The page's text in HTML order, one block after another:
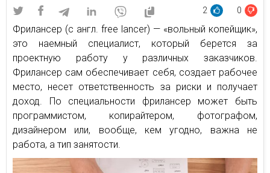
2 0
Фрилансер (с англ. free lancer) — «вольный копейщик»,
это наемный специалист, который берется за
проектную работу у различных заказчиков.
Фрилансер сам обеспечивает себя, создает рабочее
место, несет ответственность за риски и получает
доход. По специальности фрилансер может быть
программистом, копирайтером, фотографом,
дизайнером или, вообще, кем угодно, важна не
работа, а тип занятости.